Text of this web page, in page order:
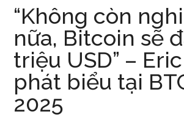
“Không còn
nữa, Bitcoin sẽ
triệu USD” –
phát biểu tại
2025